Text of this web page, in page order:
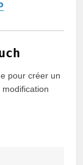
pour créer un